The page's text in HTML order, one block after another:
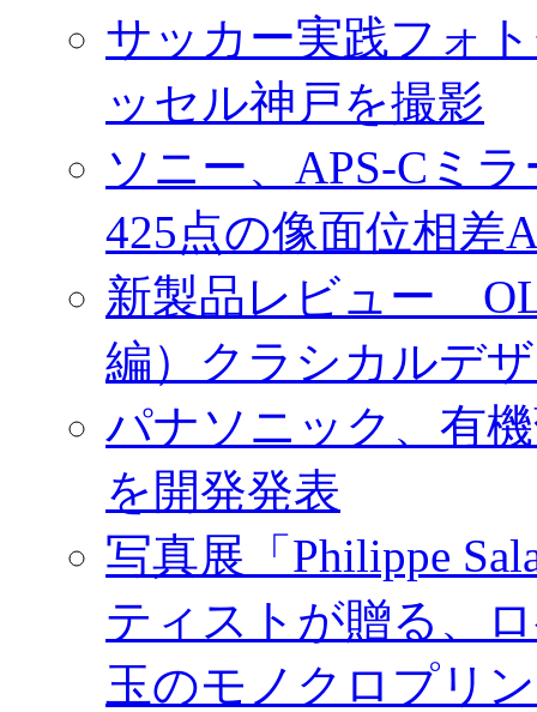
サッカー実践フォ
ッセル神戸を撮影
ソニー、APS-Cミ
425点の像面位相
新製品レビュー
編）クラシカルデ
パナソニック、有
を開発発表
写真展「Philippe
ティストが贈る、
玉のモノクロプリ